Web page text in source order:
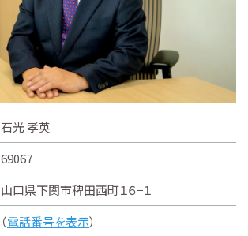
石光 孝英
69067
山口県下関市稗田西町１６−１
（電話番号を表示）